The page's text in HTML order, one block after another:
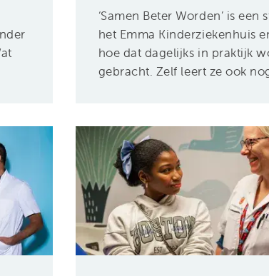
‘Samen Beter Worden’ is een
het Emma Kinderziekenhuis
hoe dat dagelijks in praktijk
gebracht. Zelf leert ze ook